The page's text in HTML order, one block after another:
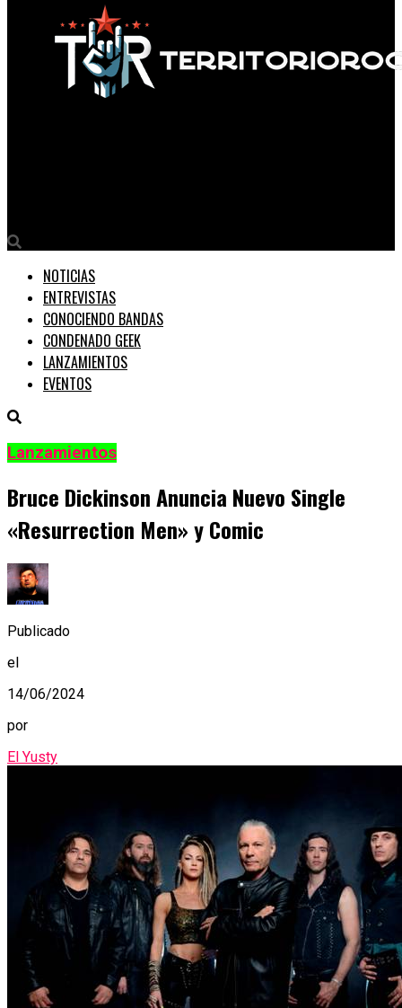
NOTICIAS
ENTREVISTAS
CONOCIENDO BANDAS
CONDENADO GEEK
LANZAMIENTOS
EVENTOS
Lanzamientos
Bruce Dickinson Anuncia Nuevo Single
«Resurrection Men» y Comic
Publicado
el
14/06/2024
por
El Yusty